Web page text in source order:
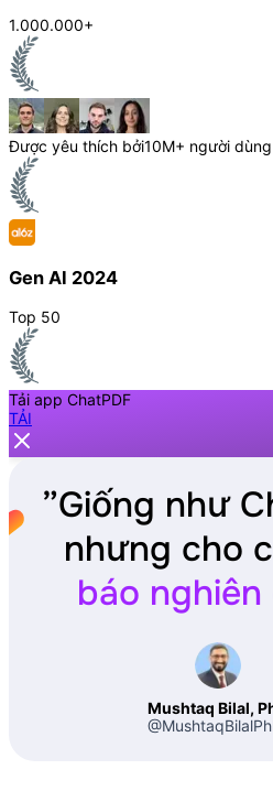
1.000.000+
Được yêu thích bởi10M+ người dùng
Gen AI 2024
Top 50
Tải app ChatPDF
TẢI
”Giống như
nhưng cho
báo nghiên
Mushtaq Bilal,